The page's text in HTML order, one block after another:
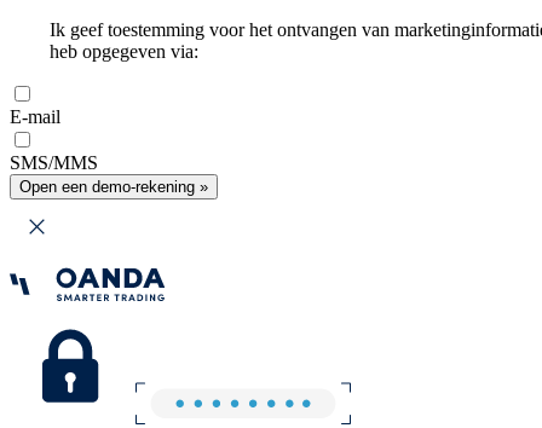
Ik geef toestemming voor het ontvangen van
heb opgegeven via:
E-mail
SMS/MMS
Open een demo-rekening »